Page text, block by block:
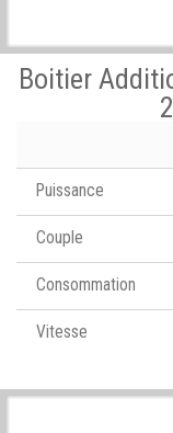
Boitier
Puissance
Couple
Consommation
Vitesse